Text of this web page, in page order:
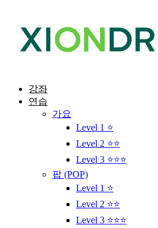
강좌
연습
가요
Level 1 ⭐
Level 2 ⭐⭐
Level 3 ⭐⭐⭐
팝 (POP)
Level 1 ⭐
Level 2 ⭐⭐
Level 3 ⭐⭐⭐